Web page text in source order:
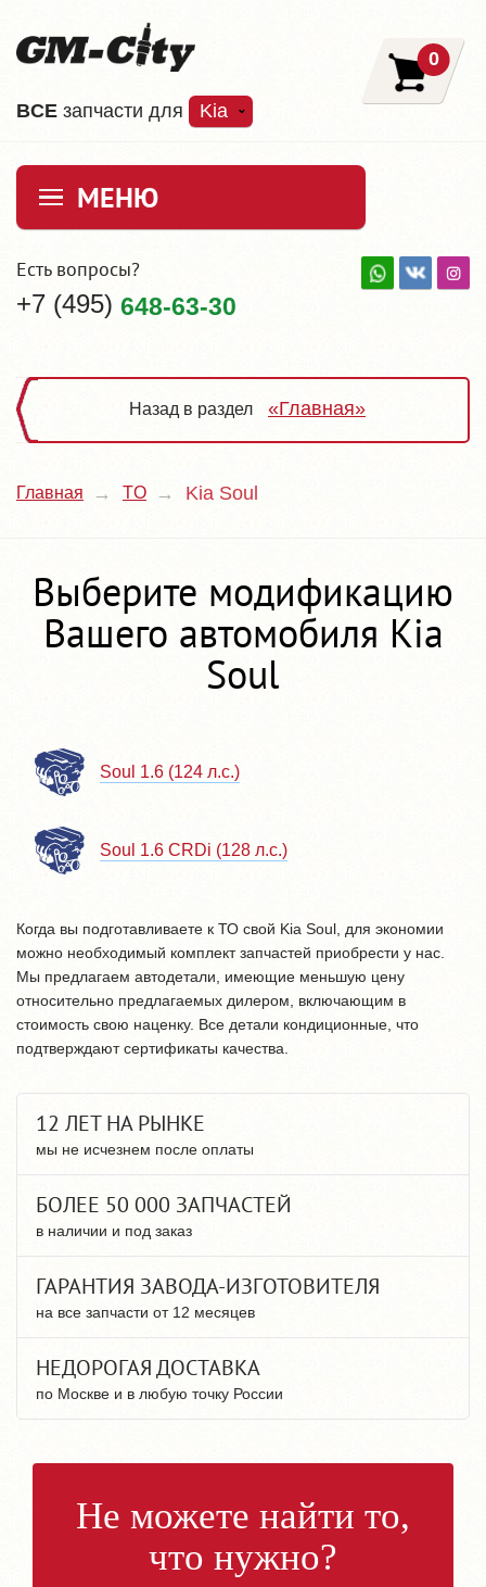
ВCE запчасти для Kia
0
МЕНЮ
Есть вопросы?
+7 (495) 648-63-30
Назад в раздел «Главная»
Главная TO Kia Soul
Выберите модификацию
Вашего автомобиля Kia
Soul
Soul 1.6 (124 л.с.)
Soul 1.6 CRDi (128 л.с.)
Когда вы подготавливаете к ТО свой Kia Soul, для экономии
можно необходимый комплект запчастей приобрести у нас.
Мы предлагаем автодетали, имеющие меньшую цену
относительно предлагаемых дилером, включающим в
стоимость свою наценку. Все детали кондиционные, что
подтверждают сертификаты качества.
12 ЛЕТ НА РЫНКЕ
мы не исчезнем после оплаты
БОЛЕЕ 50 000 ЗАПЧАСТЕЙ
в наличии и под заказ
ГАРАНТИЯ ЗАВОДА-ИЗГОТОВИТЕЛЯ
на все запчасти от 12 месяцев
НЕДОРОГАЯ ДОСТАВКА
по Москве и в любую точку России
Не можете найти то,
что нужно?